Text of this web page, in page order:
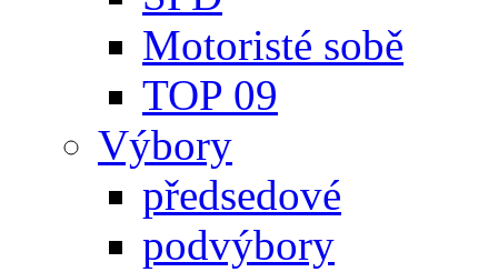
Motoristé sobě
TOP 09
Výbory
předsedové
podvýbory